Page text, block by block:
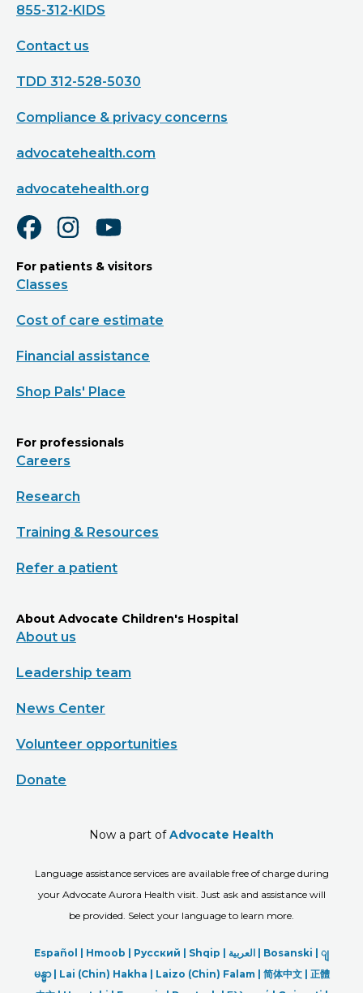
855-312-KIDS
Contact us
TDD 312-528-5030
Compliance & privacy concerns
advocatehealth.com
advocatehealth.org
For patients & visitors
Classes
Cost of care estimate
Financial assistance
Shop Pals' Place
For professionals
Careers
Research
Training & Resources
Refer a patient
About Advocate Children's Hospital
About us
Leadership team
News Center
Volunteer opportunities
Donate
Now a part ofAdvocate Health
Language assistance services are available free of charge during
your Advocate Aurora Health visit. Just ask and assistance will
be provided. Select your language to learn more.
Español | Hmoob | Русский | Shqip | العربیة | Bosanski | ျ
မန္မာ| Lai (Chin) Hakha | Laizo (Chin) Falam | 简体中文 | 正體